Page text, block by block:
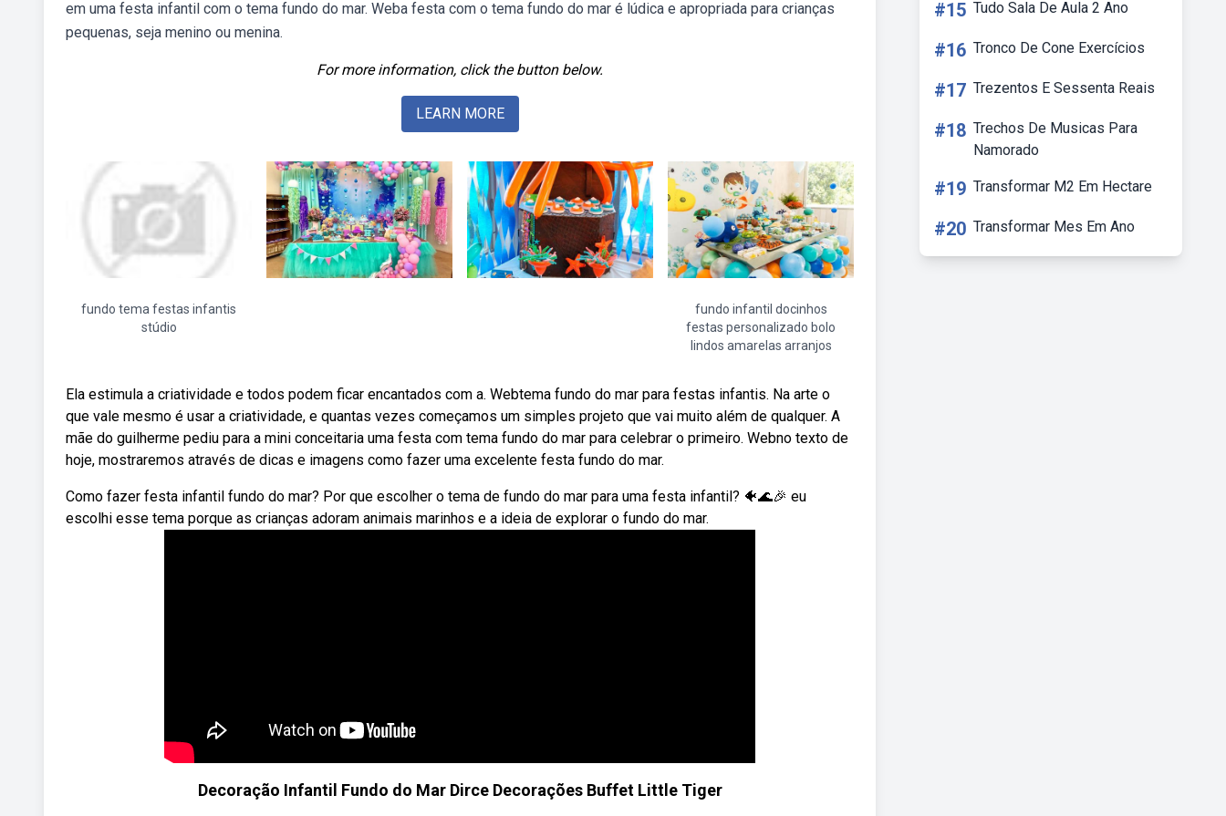
em uma festa infantil com o tema fundo do mar. Weba festa com o tema fundo do mar é lúdica e apropriada para crianças
pequenas, seja menino ou menina.
For more information, click the button below.
LEARN MORE
fundo tema festas infantis
stúdio
fundo infantil docinhos
festas personalizado bolo
lindos amarelas arranjos
Ela estimula a criatividade e todos podem ficar encantados com a. Webtema fundo do mar para festas infantis. Na arte o
que vale mesmo é usar a criatividade, e quantas vezes começamos um simples projeto que vai muito além de qualquer. A
mãe do guilherme pediu para a mini conceitaria uma festa com tema fundo do mar para celebrar o primeiro. Webno texto de
hoje, mostraremos através de dicas e imagens como fazer uma excelente festa fundo do mar.
Como fazer festa infantil fundo do mar? Por que escolher o tema de fundo do mar para uma festa infantil? 🐠🌊🎉 eu
escolhi esse tema porque as crianças adoram animais marinhos e a ideia de explorar o fundo do mar.
Decoração Infantil Fundo do Mar Dirce Decorações Buffet Little Tiger
#15 Tudo Sala De Aula 2 Ano
#16 Tronco De Cone Exercícios
#17 Trezentos E Sessenta Reais
#18 Trechos De Musicas Para
Namorado
#19 Transformar M2 Em Hectare
#20 Transformar Mes Em Ano